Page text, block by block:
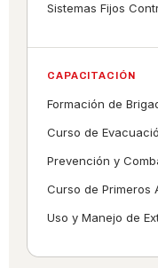
Sistemas Fijos
CAPACITACIÓN
Formación de
Curso de
Prevención y
Curso de Primeros
Uso y Manejo de